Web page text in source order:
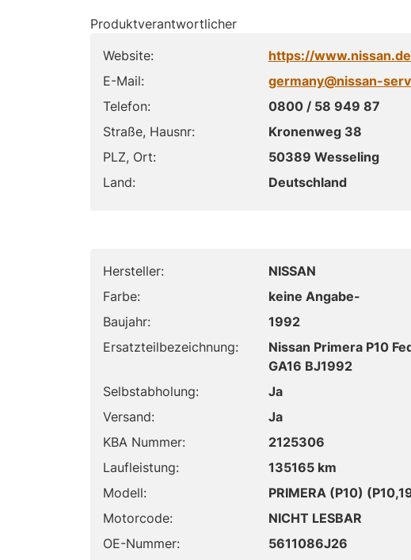
Produktverantwortlicher
Website:
https://
E-Mail:
germany@nissan-
Telefon:
0800 / 58 949 87
Straße, Hausnr:
Kronenweg 38
PLZ, Ort:
50389 Wesseling
Land:
Deutschland
Hersteller:
NISSAN
Farbe:
keine Angabe-
Baujahr:
1992
Ersatzteilbezeichnung:
Nissan Primera P10
GA16 BJ1992
Selbstabholung:
Ja
Versand:
Ja
KBA Nummer:
2125306
Laufleistung:
135165 km
Modell:
PRIMERA (P10)
Motorcode:
NICHT LESBAR
OE-Nummer:
5611086J26